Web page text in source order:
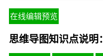
在线编辑预览
思维导图知识点说明：